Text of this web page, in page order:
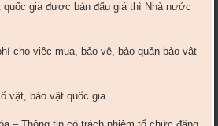
gia được bán đấu giá thì Nhà nước
cho việc mua, bảo vệ, bảo quản bảo vật
vật, bảo vật quốc gia